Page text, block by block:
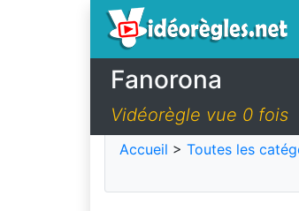
Fanorona
Vidéorègle vue 0 fois
Accueil > Toutes les